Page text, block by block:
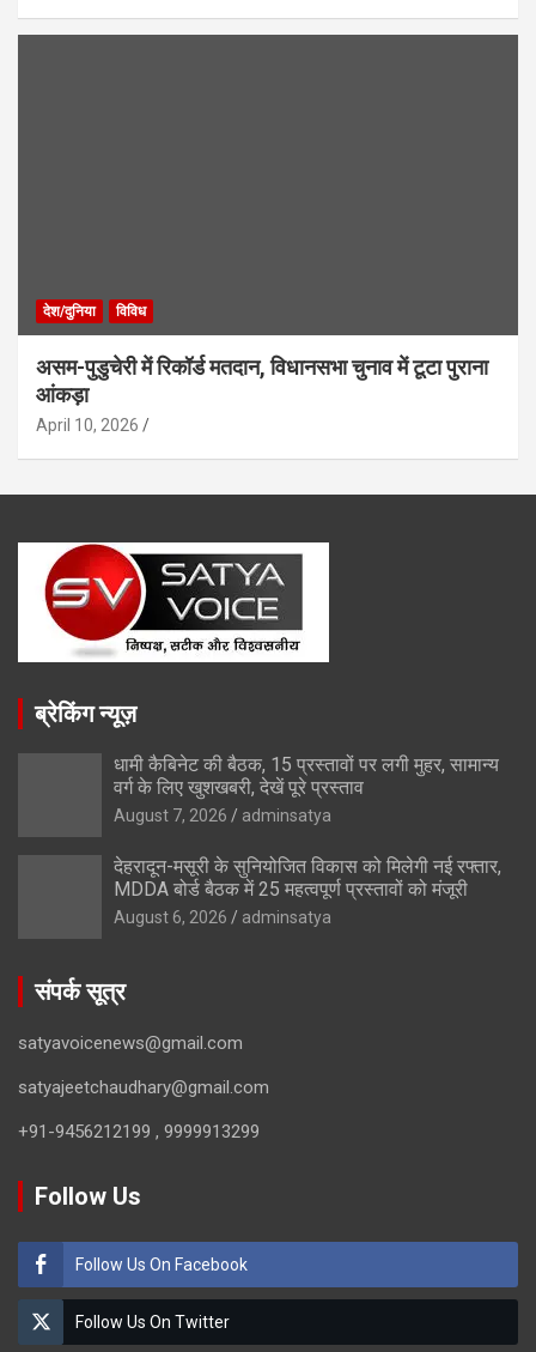
देश/दुनिया विविध
असम-पुडुचेरी में रिकॉर्ड मतदान, विधानसभा चुनाव में टूटा पुराना
आंकड़ा
April 10, 2026
ब्रेकिंग न्यूज़
धामी कैबिनेट की बैठक, 15 प्रस्तावों पर लगी मुहर, सामान्य
वर्ग के लिए खुशखबरी, देखें पूरे प्रस्ताव
August 7, 2026 adminsatya
देहरादून-मसूरी के सुनियोजित विकास को मिलेगी नई रफ्तार,
MDDA बोर्ड बैठक में 25 महत्वपूर्ण प्रस्तावों को मंजूरी
August 6, 2026 adminsatya
संपर्क सूत्र
satyavoicenews@gmail.com
satyajeetchaudhary@gmail.com
+91-9456212199 , 9999913299
Follow Us
Follow Us On Facebook
Follow Us On Twitter